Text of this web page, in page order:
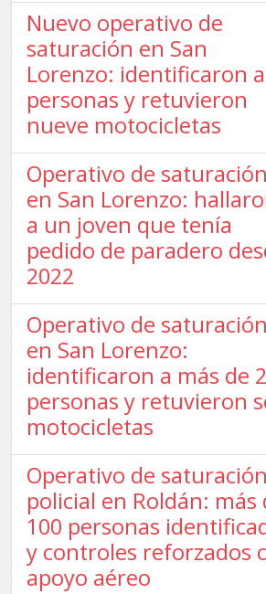
Nuevo operativo de
saturación en San
Lorenzo: identificaron
personas y retuvieron
nueve motocicletas
Operativo de saturación
en San Lorenzo:
a un joven que tenía
pedido de paradero
2022
Operativo de saturación
en San Lorenzo:
identificaron a más de
personas y retuvieron
motocicletas
Operativo de saturación
policial en Roldán: más
100 personas
y controles reforzados
apoyo aéreo